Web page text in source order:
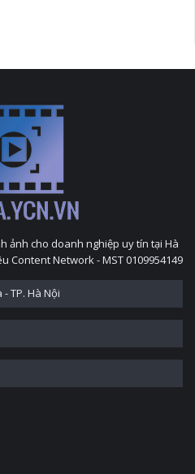
ảnh cho doanh nghiệp uy tín tại Hà
Content Network - MST 0109954149
TP. Hà Nội